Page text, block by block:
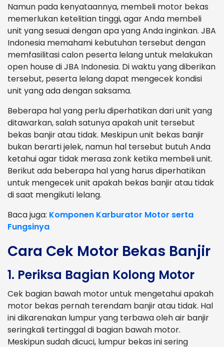
Namun pada kenyataannya, membeli motor bekas
memerlukan ketelitian tinggi, agar Anda membeli
unit yang sesuai dengan apa yang Anda inginkan. JBA
Indonesia memahami kebutuhan tersebut dengan
memfasilitasi calon peserta lelang untuk melakukan
open house di JBA Indonesia. Di waktu yang diberikan
tersebut, peserta lelang dapat mengecek kondisi
unit yang ada dengan saksama.
Beberapa hal yang perlu diperhatikan dari unit yang
ditawarkan, salah satunya apakah unit tersebut
bekas banjir atau tidak. Meskipun unit bekas banjir
bukan berarti jelek, namun hal tersebut butuh Anda
ketahui agar tidak merasa zonk ketika membeli unit.
Berikut ada beberapa hal yang harus diperhatikan
untuk mengecek unit apakah bekas banjir atau tidak
di saat mengikuti lelang.
Baca juga: Komponen Karburator Motor serta
Fungsinya
Cara Cek Motor Bekas Banjir
1. Periksa Bagian Kolong Motor
Cek bagian bawah motor untuk mengetahui apakah
motor bekas pernah terendam banjir atau tidak. Hal
ini dikarenakan lumpur yang terbawa oleh air banjir
seringkali tertinggal di bagian bawah motor.
Meskipun sudah dicuci, lumpur bekas ini sering